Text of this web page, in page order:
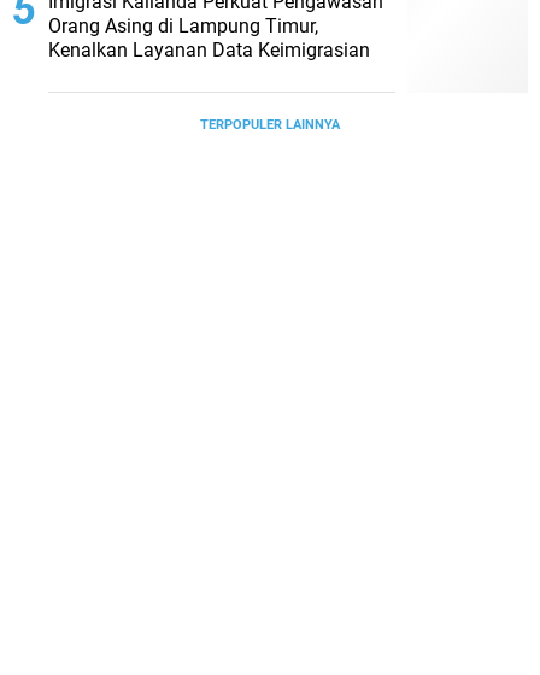
Orang Asing di Lampung Timur,
Kenalkan Layanan Data Keimigrasian
TERPOPULER LAINNYA